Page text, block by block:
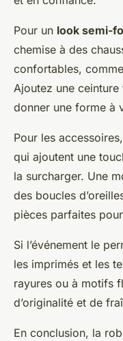
Pour un look semi-
chemise à des
confortables,
Ajoutez une
donner une forme à
Pour les
qui ajoutent une
la surcharger. Une
des boucles
pièces parfaites
Si l’événement le
les imprimés et les
rayures ou à motifs
d’originalité et de
En conclusion, la